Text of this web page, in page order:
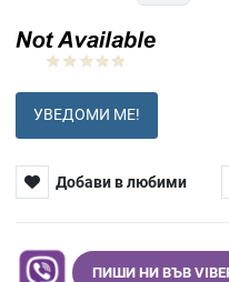
УВЕДОМИ МЕ!
Добави в любими
ПИШИ НИ ВЪВ